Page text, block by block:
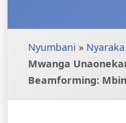
Nyumbani » Nyaraka
Mwanga
Beamforming: